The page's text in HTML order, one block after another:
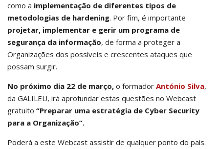
como a implementação de diferentes tipos de
metodologias de hardening. Por fim, é importante
projetar, implementar e gerir um programa de
segurança da informação, de forma a proteger a
Organizações dos possíveis e crescentes ataques que
possam surgir.
No próximo dia 22 de março, o formador António Silva,
da GALILEU, irá aprofundar estas questões no Webcast
gratuito “Preparar uma estratégia de Cyber Security
para a Organização”.
Poderá a este Webcast assistir de qualquer ponto do país.